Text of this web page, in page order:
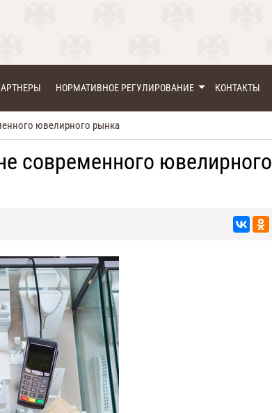
НОРМАТИВНОЕ РЕГУЛИРОВАНИЕ КОНТАКТЫ
ювелирного рынка
современного ювелирного